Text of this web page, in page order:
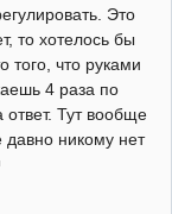
Это
то хотелось бы
того, что руками
4 раза по
ответ. Тут вообще
давно никому нет